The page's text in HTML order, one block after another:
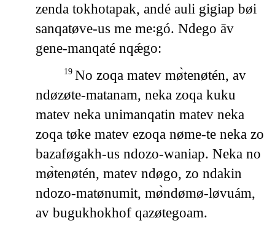
zenda tokhotapak, andé auli gigiap bøi
sanqatøve-us me me꞉gó. Ndego āv
gene-manqaté nqǽgo:
19 No zoqa matev mø̀tenøtén, av
ndøzøte-matanam, neka zoqa kuku
matev neka unimanqatin matev neka
zoqa tøke matev ezoqa nøme-te neka zo
bazaføgakh-us ndozo-waniap. Neka no
mø̀tenøtén, matev ndøgo, zo ndakin
ndozo-matønumit, mø̀ndømø-løvuám,
av bugukhokhof qazøtegoam.